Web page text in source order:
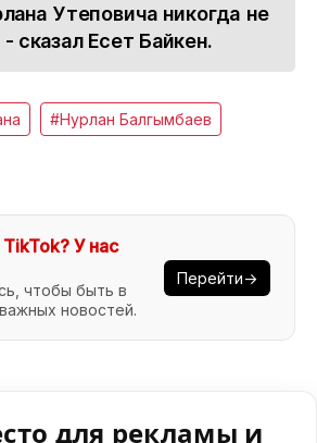
Утеповича никогда не
сказал Есет Байкен.
#Нурлан Балгымбаев
У нас
чтобы быть в
новостей.
Перейти→
для рекламы и